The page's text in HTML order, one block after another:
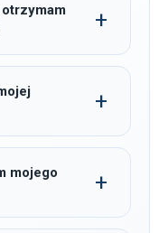
mojego